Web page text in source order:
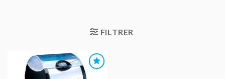
FILTRER
AJOUTER